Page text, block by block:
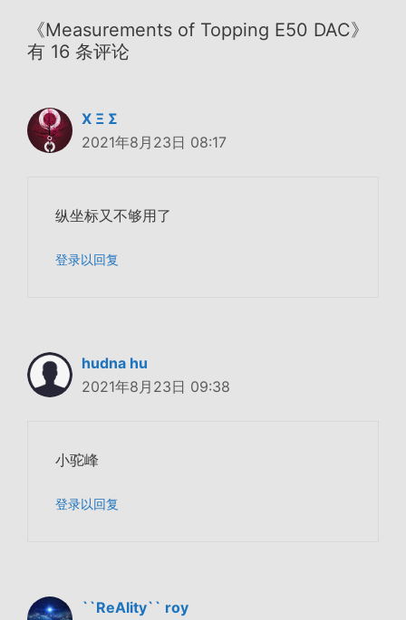
《Measurements of Topping E50 DAC》
有 16 条评论
Χ Ξ Σ
2021年8月23日 08:17
纵坐标又不够用了
登录以回复
hudna hu
2021年8月23日 09:38
小驼峰
登录以回复
``ReAlity`` roy